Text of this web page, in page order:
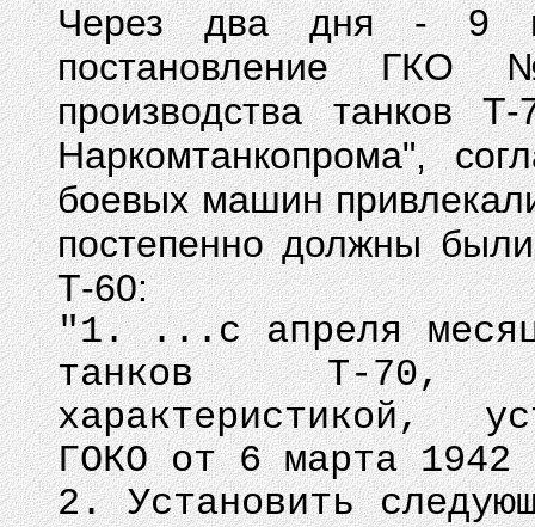
Через два дня - 9
постановление
производства
Наркомтанкопрома",
боевых машин
постепенно должны были
Т-60:
"1. ...с апреля
танков Т-70, с
характеристикой,
ГОКО от 6 марта
2. Установить